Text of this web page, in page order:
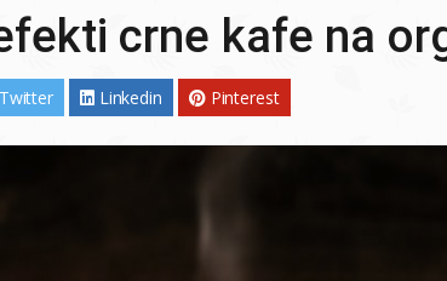
crne kafe na
Twitter Linkedin Pinterest